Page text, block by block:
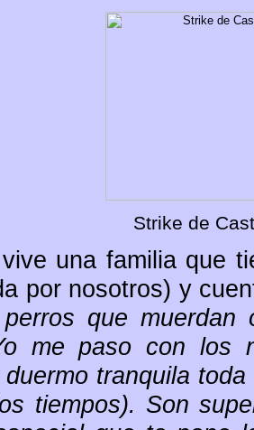
Strike de
una familia que
por nosotros) y
que
me paso con los
tranquila
tiempos). Son